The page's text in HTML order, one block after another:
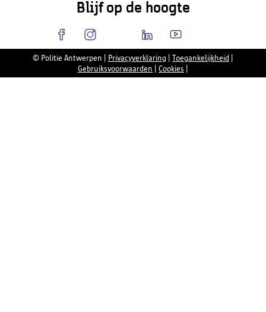
Blijf op de hoogte
© Politie Antwerpen Privacyverklaring Toegankelijkheid
Gebruiksvoorwaarden
Cookies